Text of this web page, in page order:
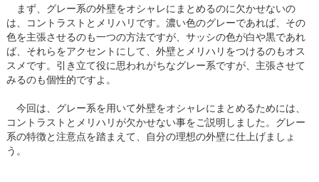
まず、グレー系の外壁をオシャレにまとめるのに欠かせないの
は、コントラストとメリハリです。濃い色のグレーであれば、その
色を主張させるのも一つの方法ですが、サッシの色が白や黒であれ
ば、それらをアクセントにして、外壁とメリハリをつけるのもオス
スメです。引き立て役に思われがちなグレー系ですが、主張させて
みるのも個性的ですよ。
今回は、グレー系を用いて外壁をオシャレにまとめるためには、
コントラストとメリハリが欠かせない事をご説明しました。グレー
系の特徴と注意点を踏まえて、自分の理想の外壁に仕上げましょ
う。